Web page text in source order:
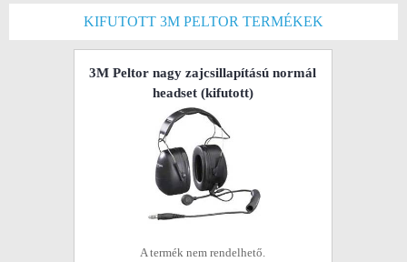
KIFUTOTT 3M PELTOR TERMÉKEK
3M Peltor nagy zajcsillapítású normál
headset(kifutott)
A termék nem rendelhető.